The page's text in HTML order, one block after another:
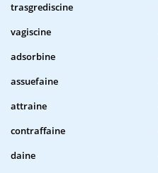
trasgrediscine
vagiscine
adsorbine
assuefaine
attraine
contraffaine
daine